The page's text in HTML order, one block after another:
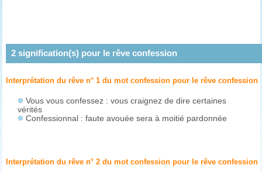
2signification(s) pour le rêve confession
Interprétation du rêve n° 1 du mot confession pour le rêveconfession
Vous vous confessez : vous craignez de dire certaines
vérités
Confessionnal : faute avouée sera à moitié pardonnée
Interprétation du rêve n° 2 du mot confession pour le rêveconfession